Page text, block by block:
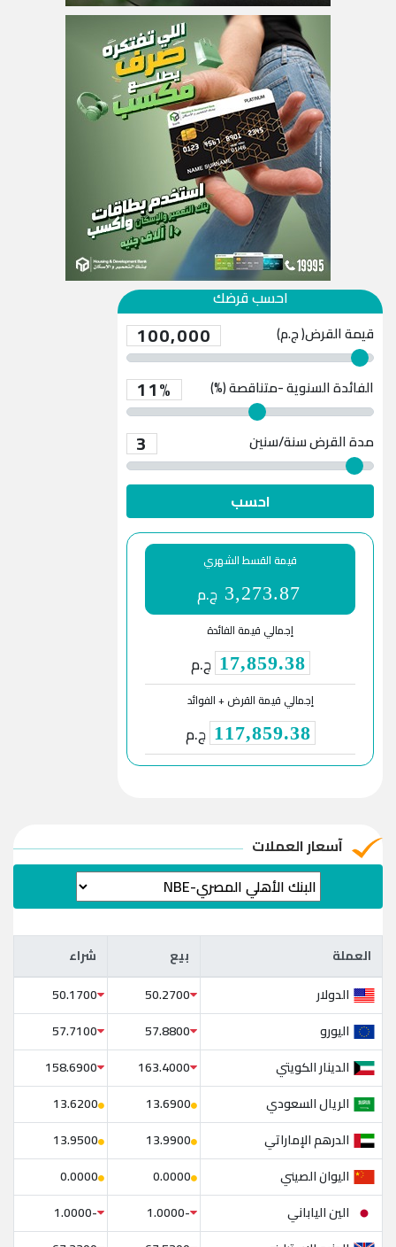
احسب قرضك
قيمة القرض( ج.م) 100,000
الفائدة السنوية -متناقصة (%) 11%
مدة القرض 3 سنة/سنين
احسب
قيمة القسط الشهري
3,273.87 ج.م
إجمالي قيمة الفائدة
17,859.38 ج.م
إجمالي قيمة القرض + الفوائد
117,859.38 ج.م
آسعار العملات
العملة بيع شراء العملة بيع
شراء
الدولار
50.2700
50.1700
اليورو
57.8800
57.7100
الدينار الكويتي
163.4000
158.6900
الريال السعودي
13.6900
13.6200
الدرهم الإماراتي
13.9900
13.9500
اليوان الصيني
0.0000
0.0000
الين الياباني
-1.0000
-1.0000